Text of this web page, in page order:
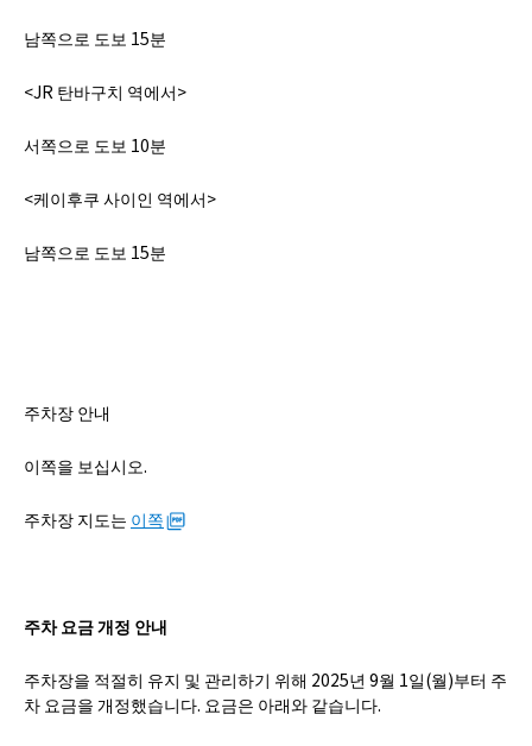
남쪽으로 도보 15분
<JR 탄바구치 역에서>
서쪽으로 도보 10분
<케이후쿠 사이인 역에서>
남쪽으로 도보 15분
주차장 안내
이쪽을 보십시오.
주차장 지도는 이쪽
주차 요금 개정 안내
주차장을 적절히 유지 및 관리하기 위해 2025년 9월 1일(월)부터 주
차 요금을 개정했습니다. 요금은 아래와 같습니다.